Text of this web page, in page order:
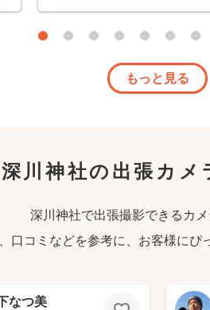
もっと見る
深川神社の出張カメ
深川神社で出張撮影できるカメ
口コミなどを参考に、お客様にぴ
なつ美